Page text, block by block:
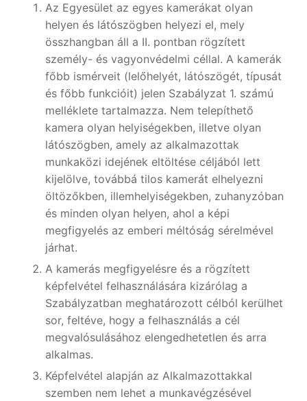
Az Egyesület az egyes kamerákat olyan
helyen és látószögben helyezi el, mely
összhangban áll a II. pontban rögzített
személy- és vagyonvédelmi céllal. A kamerák
főbb ismérveit (lelőhelyét, látószögét, típusát
és főbb funkcióit) jelen Szabályzat 1. számú
melléklete tartalmazza. Nem telepíthető
kamera olyan helyiségekben, illetve olyan
látószögben, amely az alkalmazottak
munkaközi idejének eltöltése céljából lett
kijelölve, továbbá tilos kamerát elhelyezni
öltözőkben, illemhelyiségekben, zuhanyzóban
és minden olyan helyen, ahol a képi
megfigyelés az emberi méltóság sérelmével
járhat.
A kamerás megfigyelésre és a rögzített
képfelvétel felhasználására kizárólag a
Szabályzatban meghatározott célból kerülhet
sor, feltéve, hogy a felhasználás a cél
megvalósulásához elengedhetetlen és arra
alkalmas.
Képfelvétel alapján az Alkalmazottakkal
szemben nem lehet a munkavégzésével